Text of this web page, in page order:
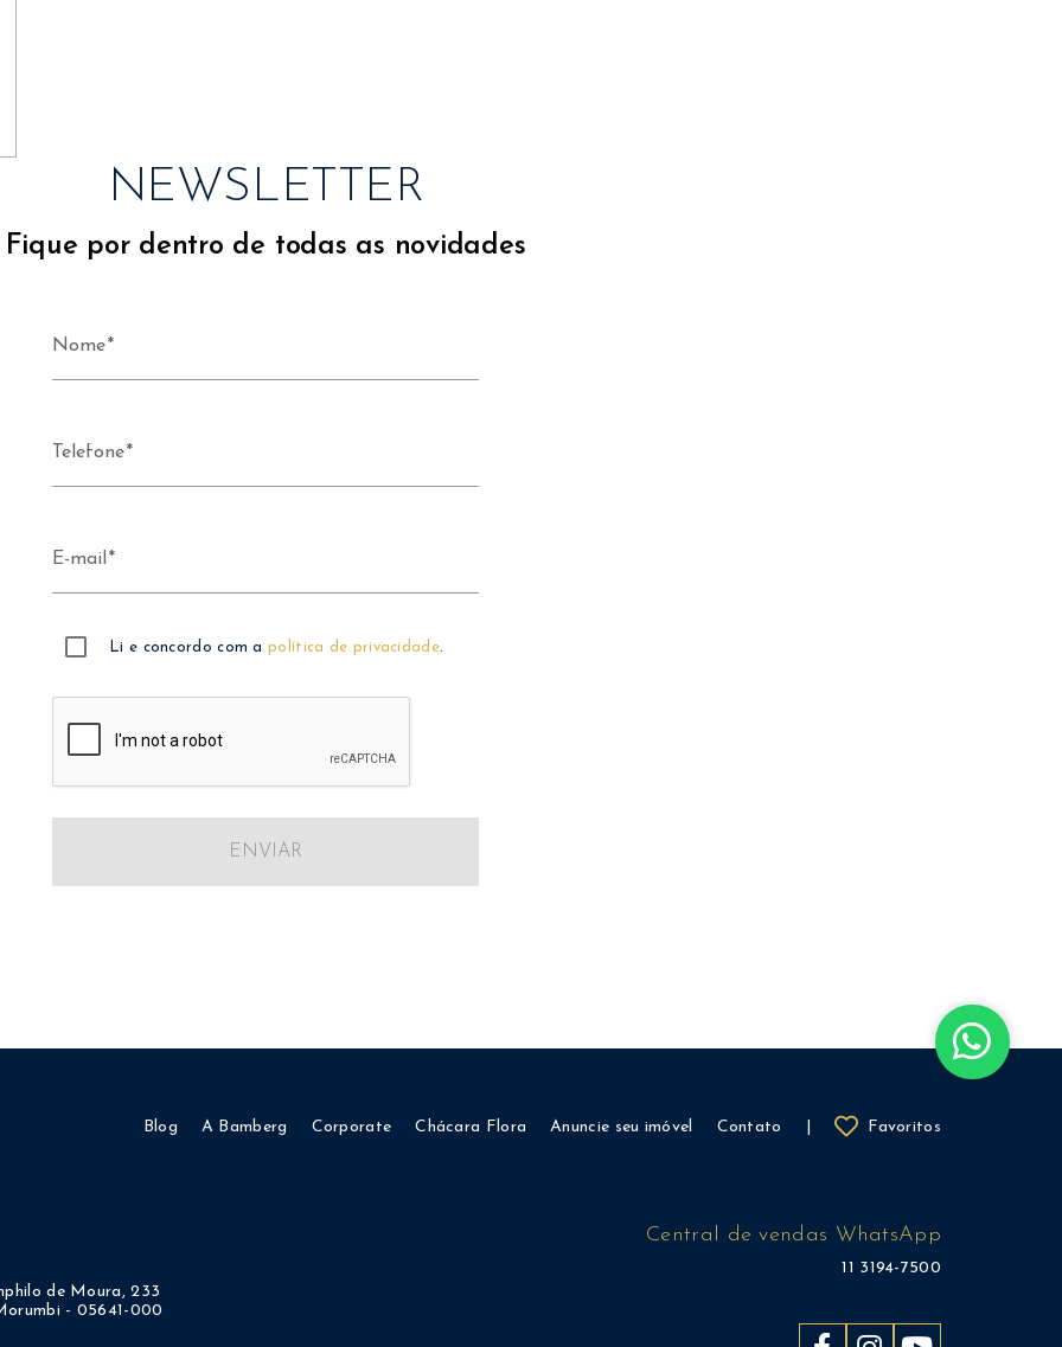
NEWSLETTER
Fique por dentro de todas as novidades
Nome
Telefone
E-mail
Li e concordo com apolítica de privacidade.
ENVIAR
Blog A Bamberg Corporate Chácara Flora Anuncie seu imóvel Contato Favoritos
de Moura, 233
- 05641-000
Central de vendas WhatsApp
11 3194-7500